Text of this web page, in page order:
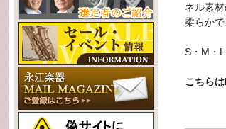
ネル素
柔らか
S・M・L
こちらは